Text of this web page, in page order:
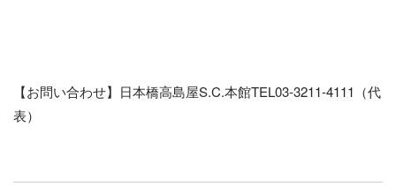
【お問い合わせ】日本橋高島屋S.C.本館TEL03-3211-4111（代
表）